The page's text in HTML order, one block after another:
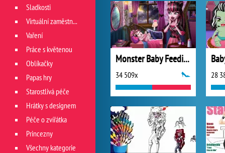
Monster Baby Feeding
34 509x 28
Sladkosti
Virtuální zaměstnání v restauraci
Vaření
Práce s květenou
Oblíkačky
Papas hry
Starostlivá péče
Hrátky s designem
Péče o zvířátka
Princezny
Všechny kategorie